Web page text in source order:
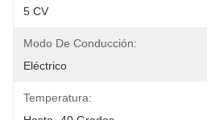
5 CV
Modo De Conducción:
Eléctrico
Temperatura: